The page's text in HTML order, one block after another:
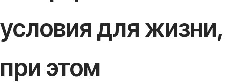
условия для жизни,
при этом